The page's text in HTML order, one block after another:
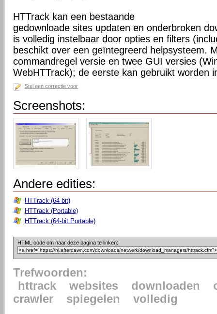
HTTrack kan een bestaande
gedownloade sites updaten en onderbroken
is volledig instelbaar door opties en filters
beschikt over een geïntegreerd helpsysteem.
commandregel versie en twee GUI versies
WebHTTrack); de eerste kan gebruikt worden
Stel een correctie voor
Screenshots:
Andere edities:
HTTrack (64-bit)
HTTrack (Portable)
HTTrack (64-bit Portable)
HTML code om naar deze pagina te linken:
Trefwoorden:
httrack
websites downloaden
crawler
spiegelen volledig